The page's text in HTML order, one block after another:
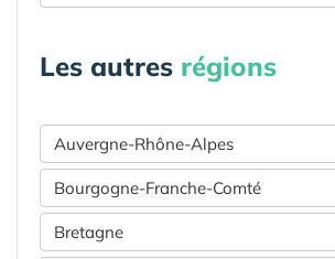
Les autres régions
Auvergne-Rhône-Alpes
Bourgogne-Franche-Comté
Bretagne